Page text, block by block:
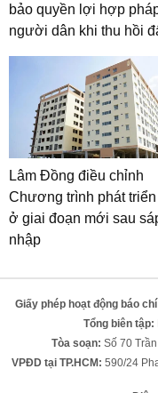
bảo quyền lợi hợp
người dân khi thu hồi
Lâm Đồng điều chỉnh
Chương trình phát triển
ở giai đoạn mới sau
nhập
Giấy phép hoạt động báo
Tổng biên tập:
Tòa soạn: Số 70
VPĐD tại TP.HCM: 590/24